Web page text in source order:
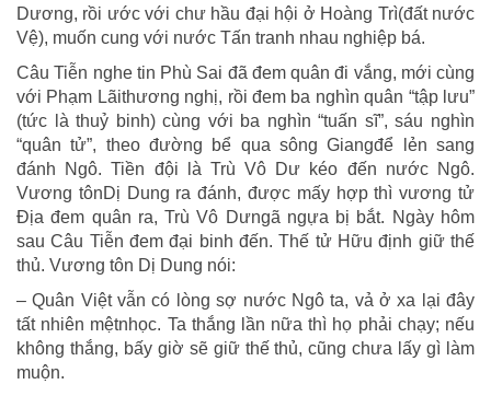
Dương, rồi ước với chư hầu đại hội ở Hoàng Trì(đất nước
Vệ), muốn cung với nước Tấn tranh nhau nghiệp bá.
Câu Tiễn nghe tin Phù Sai đã đem quân đi vắng, mới cùng
với Phạm Lãithương nghị, rồi đem ba nghìn quân “tập lưu”
(tức là thuỷ binh) cùng với ba nghìn “tuấn sĩ”, sáu nghìn
“quân tử”, theo đường bể qua sông Giangđể lẻn sang
đánh Ngô. Tiền đội là Trù Vô Dư kéo đến nước Ngô.
Vương tônDị Dung ra đánh, được mấy hợp thì vương tử
Địa đem quân ra, Trù Vô Dưngã ngựa bị bắt. Ngày hôm
sau Câu Tiễn đem đại binh đến. Thế tử Hữu định giữ thế
thủ. Vương tôn Dị Dung nói:
– Quân Việt vẫn có lòng sợ nước Ngô ta, vả ở xa lại đây
tất nhiên mệtnhọc. Ta thắng lần nữa thì họ phải chạy; nếu
không thắng, bấy giờ sẽ giữ thế thủ, cũng chưa lấy gì làm
muộn.